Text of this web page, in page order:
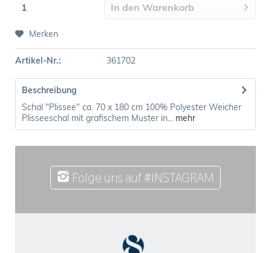
In den Warenkorb
Merken
Artikel-Nr.: 361702
Beschreibung
Schal "Plissee" ca. 70 x 180 cm 100% Polyester Weicher
Plisseeschal mit grafischem Muster in... mehr
Folge uns auf #INSTAGRAM